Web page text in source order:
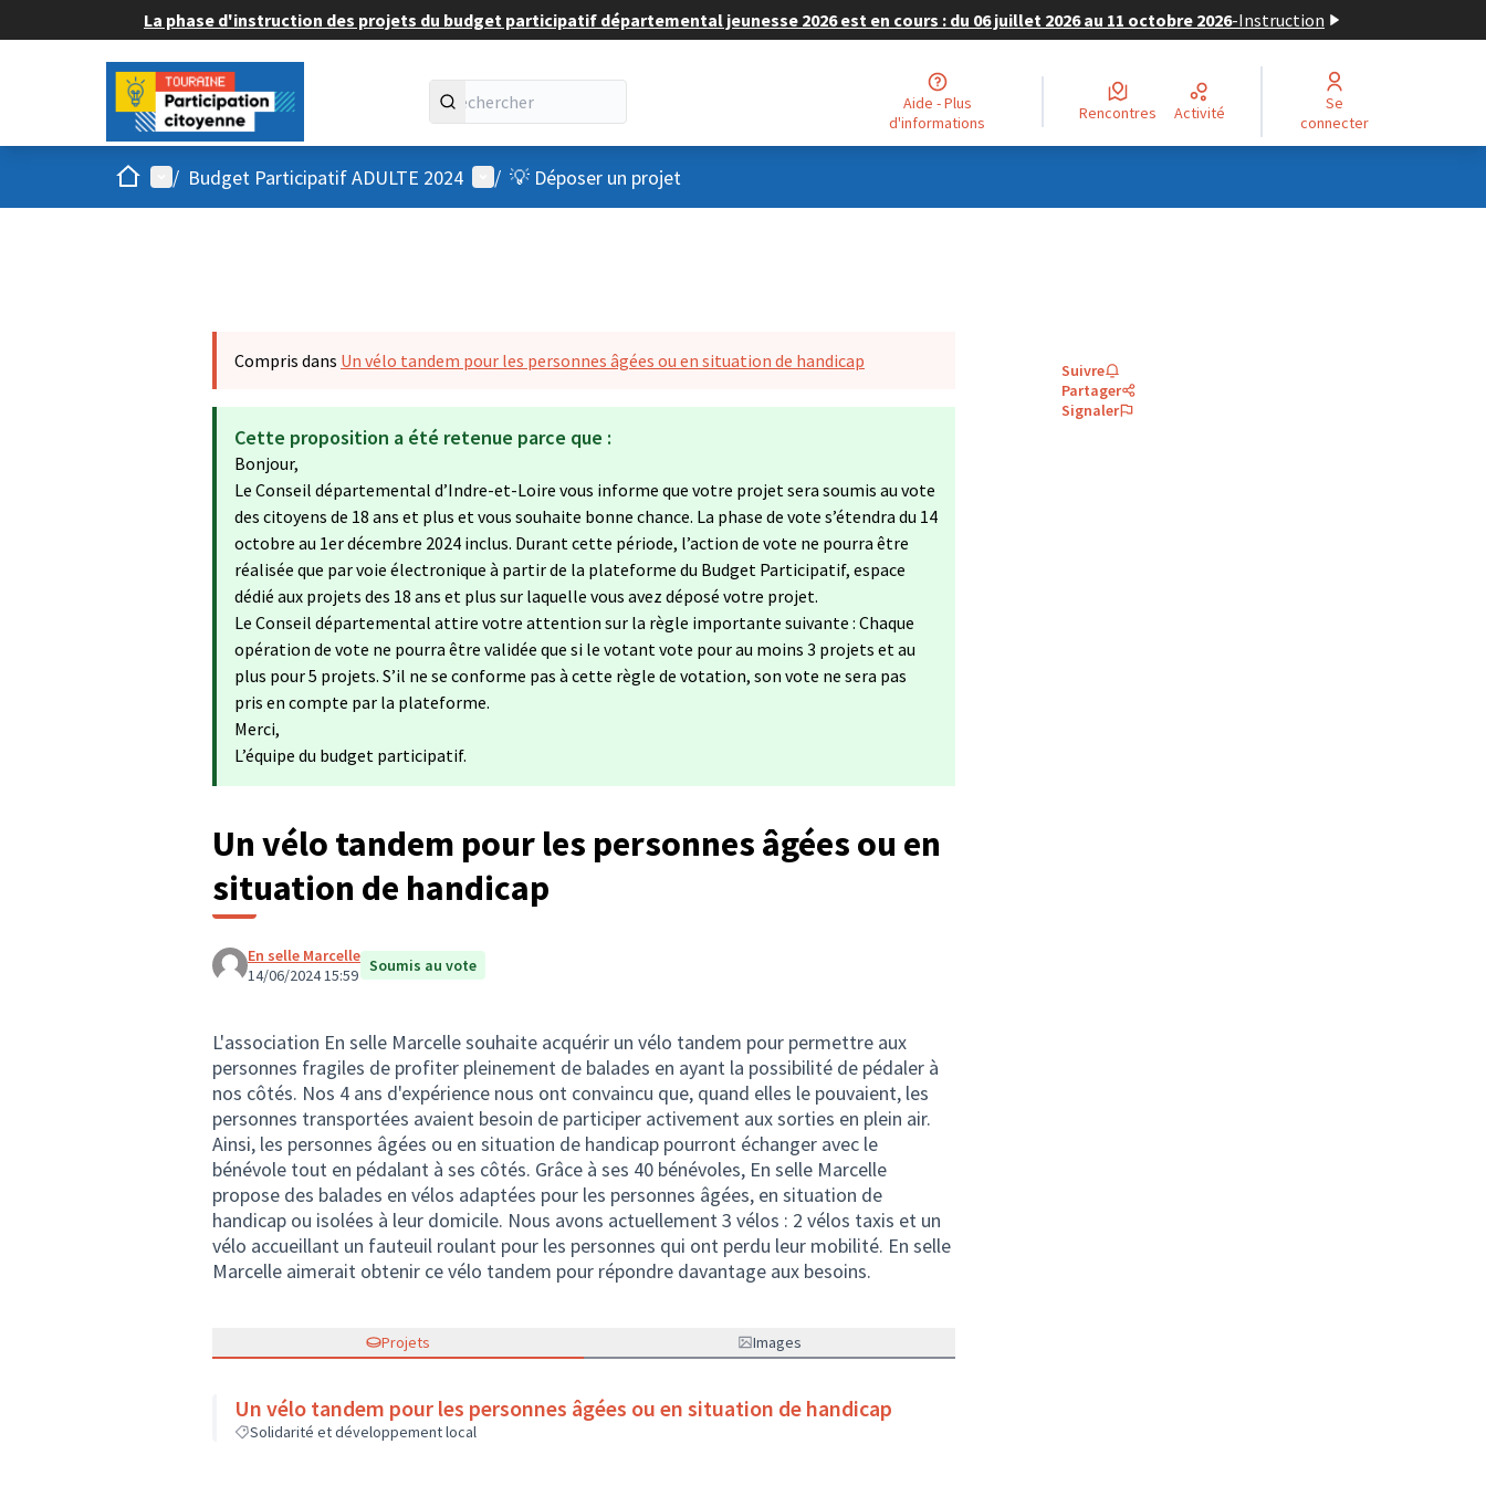
La phase d'instruction des projets du budget participatif départemental jeunesse 2026 est en cours : du 06 juillet 2026 au 11 octobre 2026-Instruction
Aide - Plus
d'informations
Rencontres Activité
Se
connecter
AccueilMenu principal
/ Budget Participatif ADULTE 2024 Menu utilisateur
/ 💡 Déposer un projet
Compris dans Un vélo tandem pour les personnes âgées ou en situation de handicap
Cette proposition a été retenue parce que :
Bonjour,
Le Conseil départemental d’Indre-et-Loire vous informe que votre projet sera soumis au vote
des citoyens de 18 ans et plus et vous souhaite bonne chance. La phase de vote s’étendra du 14
octobre au 1er décembre 2024 inclus. Durant cette période, l’action de vote ne pourra être
réalisée que par voie électronique à partir de la plateforme du Budget Participatif, espace
dédié aux projets des 18 ans et plus sur laquelle vous avez déposé votre projet.
Le Conseil départemental attire votre attention sur la règle importante suivante : Chaque
opération de vote ne pourra être validée que si le votant vote pour au moins 3 projets et au
plus pour 5 projets. S’il ne se conforme pas à cette règle de votation, son vote ne sera pas
pris en compte par la plateforme.
Merci,
L’équipe du budget participatif.
Un vélo tandem pour les personnes âgées ou en
situation de handicap
En selle Marcelle
14/06/2024 15:59 Soumis au vote
L'association En selle Marcelle souhaite acquérir un vélo tandem pour permettre aux
personnes fragiles de profiter pleinement de balades en ayant la possibilité de pédaler à
nos côtés. Nos 4 ans d'expérience nous ont convaincu que, quand elles le pouvaient, les
personnes transportées avaient besoin de participer activement aux sorties en plein air.
Ainsi, les personnes âgées ou en situation de handicap pourront échanger avec le
bénévole tout en pédalant à ses côtés. Grâce à ses 40 bénévoles, En selle Marcelle
propose des balades en vélos adaptées pour les personnes âgées, en situation de
handicap ou isolées à leur domicile. Nous avons actuellement 3 vélos : 2 vélos taxis et un
vélo accueillant un fauteuil roulant pour les personnes qui ont perdu leur mobilité. En selle
Marcelle aimerait obtenir ce vélo tandem pour répondre davantage aux besoins.
Projets Images
Un vélo tandem pour les personnes âgées ou en situation de handicap
Solidarité et développement local
Suivre
Partager
Signaler